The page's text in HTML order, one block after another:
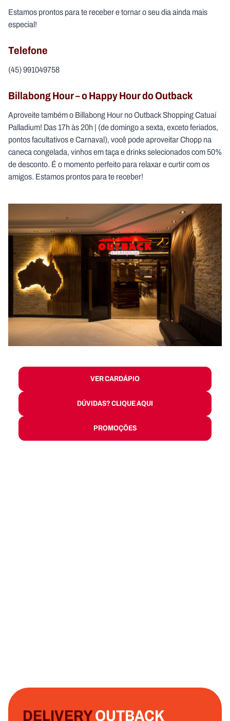
Estamos prontos para te receber e tornar o seu dia ainda mais
especial!
Telefone
(45) 991049758
Billabong Hour – o Happy Hour do Outback
Aproveite também o Billabong Hour no Outback Shopping Catuaí
Palladium! Das 17h às 20h | (de domingo a sexta, exceto feriados,
pontos facultativos e Carnaval), você pode aproveitar Chopp na
caneca congelada, vinhos em taça e drinks selecionados com 50%
de desconto. É o momento perfeito para relaxar e curtir com os
amigos. Estamos prontos para te receber!
VER CARDÁPIO
DÚVIDAS? CLIQUE AQUI
PROMOÇÕES
DELIVERYOUTBACK